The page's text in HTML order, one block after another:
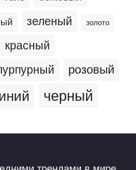
зеленый золото
красный
розовый
черный